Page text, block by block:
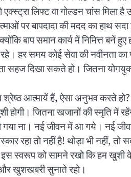
लिफ्ट वा गोल्डन चांस मिला है
पर बापदादा की मदद का हाथ
बाप समान कार्य में निमित्त
हर समय कोई सेवा की नवीनता का
सहज दिखा सकते हो। जितना
श्रेष्ठ आत्मायें हैं, ऐसा अनुभव करते
जितना खजानों की स्मृति में
गया ना। नई जीवन में आ गये। नई
रहा तो नहीं है! थोड़ा भी
स्वरूप को सामने रखो कि हम
खुशखबरी सुनाते रहो।